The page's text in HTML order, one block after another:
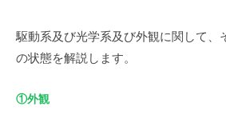
駆動系及び光学系及び外観に関して、
の状態を解説します。
①外観